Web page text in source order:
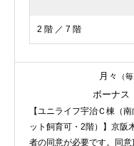
2 階 ／ 7 階
月々 （
ボーナス
【ユニライフ宇治Ｃ棟（
ット飼育可・2階）】京
者の同意が必要です。同